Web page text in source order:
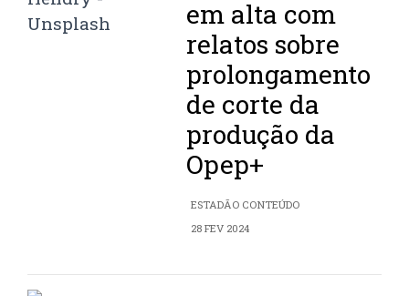
em alta com
relatos sobre
prolongamento
de corte da
produção da
Opep+
ESTADÃO CONTEÚDO
28 FEV 2024